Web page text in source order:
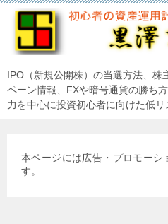
IPO（新規公開株）の当選方法、株
ペーン情報、FXや暗号通貨の勝ち
力を中心に投資初心者に向けた低
本ページには広告・プロモーシ
す。